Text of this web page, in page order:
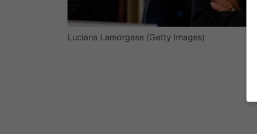
Luciana Lamorgese (Getty Images)